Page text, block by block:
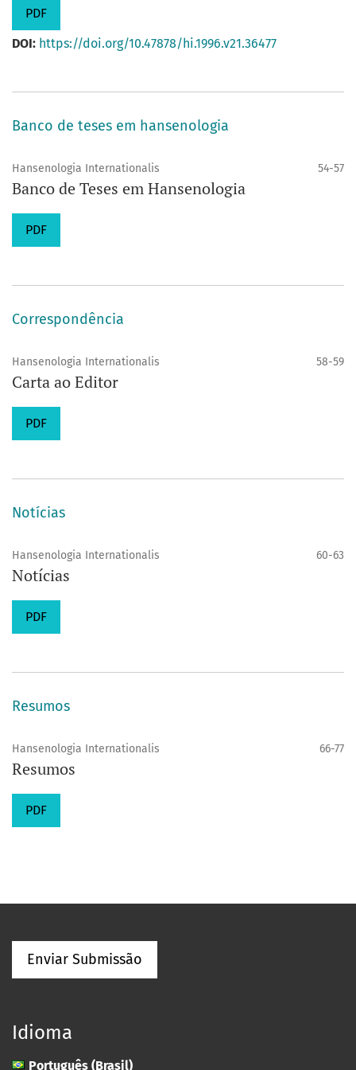
PDF
DOI: https://doi.org/10.47878/hi.1996.v21.36477
Banco de teses em hansenologia
Hansenologia Internationalis 54-57
Banco de Teses em Hansenologia
PDF
Correspondência
Hansenologia Internationalis 58-59
Carta ao Editor
PDF
Notícias
Hansenologia Internationalis 60-63
Notícias
PDF
Resumos
Hansenologia Internationalis 66-77
Resumos
PDF
Enviar Submissão
Idioma
Português (Brasil)